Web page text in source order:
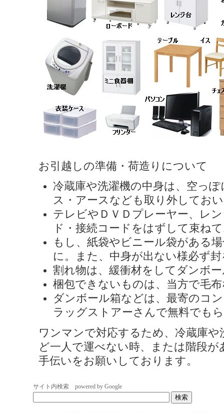
お引越しの準備・荷造りについて
冷蔵庫や洗濯機の中身は、空っ
ス・アースなども取り外してお
テレビやＤＶＤプレーヤー、レ
ド・接続コードをはずして束ね
もし、紙袋やビニール袋がある
に。また、中身が出ない様必ず
割れ物は、緩衝材をしてダンボ
梱包できないものは、当方で毛
ダンボール箱などは、最寄のコ
ラッグストアーさんで無料でも
ワンマンで対応するため、冷蔵庫
ど一人で運べない時、または階段
手伝いをお願いしております。
サイト内検索 powered by Google